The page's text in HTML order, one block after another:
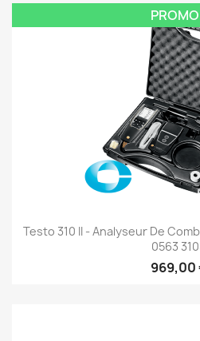
Testo 310 II - Analyseur De
0563
969,00